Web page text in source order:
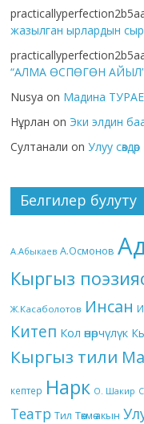
жазылган ырлардын
“АЛМА ӨСПӨГӨН АЙЫЛ”
Nusya on Мадина
Нұрлан on Эки элдин
Султанали onУлуу сөздөр
Белгилер булуту
А.Абыкаев А.Осмонов
Кыргыз
Ж.Касаболотов Инсан
Китеп Кол өнөрчүлүк
Кыргыз тили
кептер Нарк О. Шакир
Театр Тил Төкмө акын